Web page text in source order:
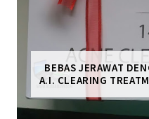
BEBAS JERAWAT
A.I. CLEARING